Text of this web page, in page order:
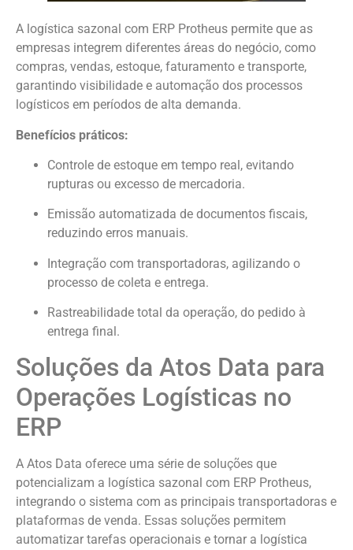
A logística sazonal com ERP Protheus permite que as
empresas integrem diferentes áreas do negócio, como
compras, vendas, estoque, faturamento e transporte,
garantindo visibilidade e automação dos processos
logísticos em períodos de alta demanda.
Benefícios práticos:
Controle de estoque em tempo real, evitando
rupturas ou excesso de mercadoria.
Emissão automatizada de documentos fiscais,
reduzindo erros manuais.
Integração com transportadoras, agilizando o
processo de coleta e entrega.
Rastreabilidade total da operação, do pedido à
entrega final.
Soluções da Atos Data para
Operações Logísticas no
ERP
A Atos Data oferece uma série de soluções que
potencializam a logística sazonal com ERP Protheus,
integrando o sistema com as principais transportadoras e
plataformas de venda. Essas soluções permitem
automatizar tarefas operacionais e tornar a logística